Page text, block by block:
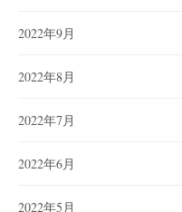
2022年9月
2022年8月
2022年7月
2022年6月
2022年5月